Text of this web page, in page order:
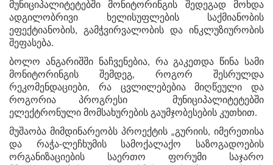
მუნიციპალიტეტებში მონიტორინგის შედეგად მოხდა
ადგილობრივი ხელისუფლების საქმიანობის
ეფექტიანობის, გამჭვირვალობის და ინკლუზიურობის
შეფასება.
ბოლო ანგარიშში ნაჩვენებია, რა გაკეთდა წინა სამი
მონიტორინგის შემდეგ, როგორ შესრულდა
რეკომენდაციები, რა ცვლილებებია მიღწეული და
როგორია პროგრესი მუნიციპალიტეტებში
ელექტრონული მომსახურების გაუმჯობესების კუთხით.
მუშაობა მიმდინარეობს პროექტის „გურიის, იმერეთისა
და რაჭა-ლეჩხუმის სამოქალაქო საზოგადოების
ორგანიზაციების საერთო ფორუმი საჯარო